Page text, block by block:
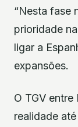
“Nesta fase
prioridade
ligar a
expansões.
O TGV
realidade